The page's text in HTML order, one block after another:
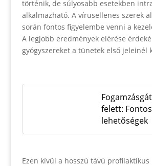
történik, de súlyosabb esetekben
alkalmazható. A vírusellenes szerek
során fontos figyelembe venni a
A legjobb eredmények elérése
gyógyszereket a tünetek első jeleinél
felett:
lehetőségek
Ezen kívül a hosszú távú profilaktikus